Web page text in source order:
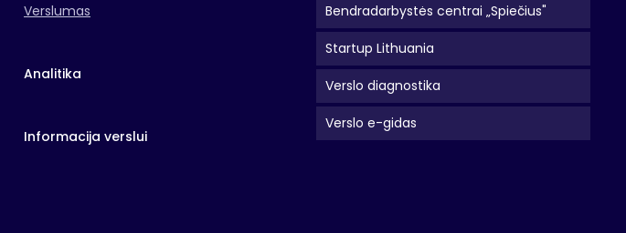
Verslumas
Analitika
Informacija verslui
Bendradarbystės centrai „Spiečius"
Startup Lithuania
Verslo diagnostika
Verslo e-gidas